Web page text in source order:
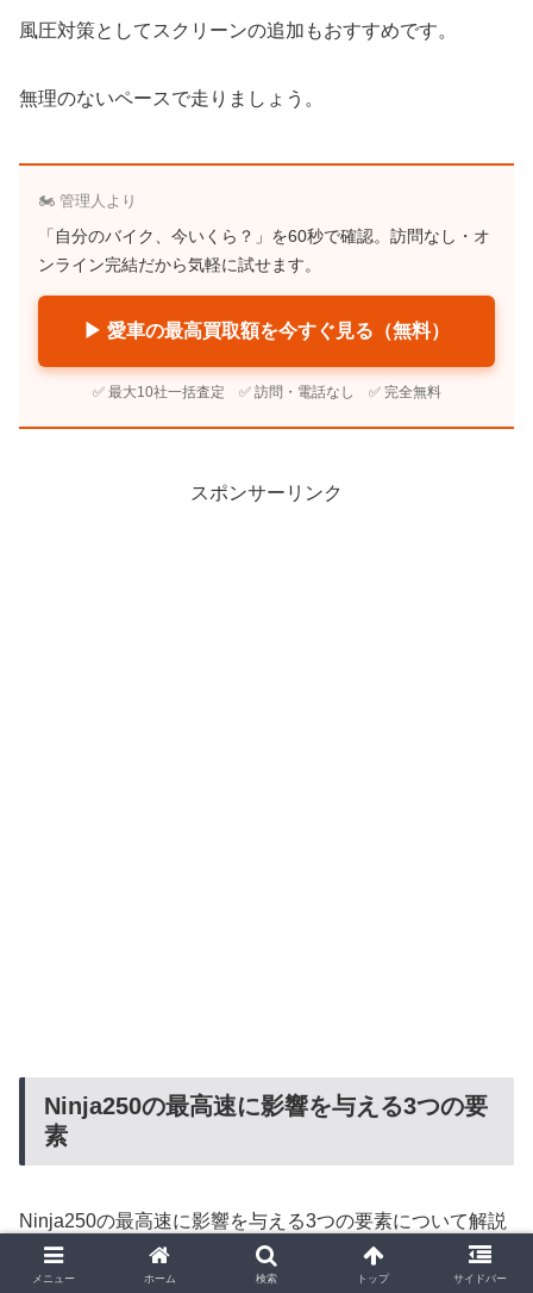
風圧対策としてスクリーンの追加もおすすめです。
無理のないペースで走りましょう。
🏍️ 管理人より
「自分のバイク、今いくら？」を60秒で確認。訪問なし・オ
ンライン完結だから気軽に試せます。
▶ 愛車の最高買取額を今すぐ見る（無料）
✅ 最大10社一括査定 ✅ 訪問・電話なし ✅ 完全無料
スポンサーリンク
Ninja250の最高速に影響を与える3つの要
素
Ninja250の最高速に影響を与える3つの要素について解説
します。
メニュー ホーム 検索 トップ サイドバー